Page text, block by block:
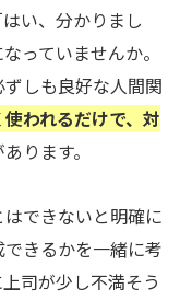
い、分かりまし
っていませんか。
しも良好な人間関
われるだけで、対
ります。
できないと明確に
きるかを一緒に考
司が少し不満そう